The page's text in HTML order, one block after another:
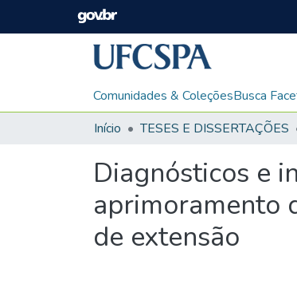
Comunidades & ColeçõesBusca
Início
TESES E DISSERTAÇÕES
Diagnósticos e
aprimoramento
de extensão